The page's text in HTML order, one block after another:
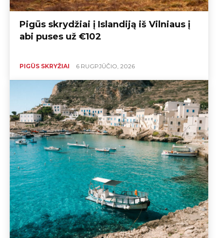
Pigūs skrydžiai į Islandiją iš Vilniaus į
abi puses už €102
PIGŪS SKRYŽIAI 6 RUGPJŪČIO, 2026